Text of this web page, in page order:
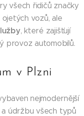
všech řidičů značky
vozů, ale
, které zajišťují
provoz automobilů.
v Plzni
nejmodernější
údržbu všech typů